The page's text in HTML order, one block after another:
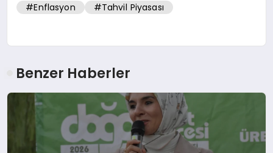
#Enflasyon #Tahvil Piyasası
Benzer Haberler